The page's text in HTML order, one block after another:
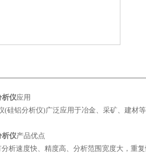
析仪应用
硅铝分析仪)广泛应用于冶金、采矿、建材等
析仪产品优点
析速度快、精度高、分析范围宽度大，重